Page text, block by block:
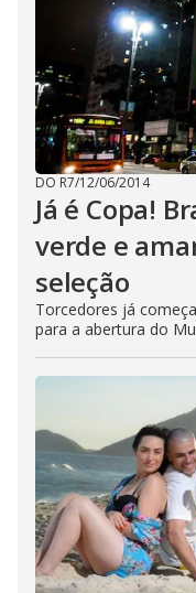
DO R7/12/06/2014
Já é Copa!
verde e
seleção
Torcedores já
para a abertura do